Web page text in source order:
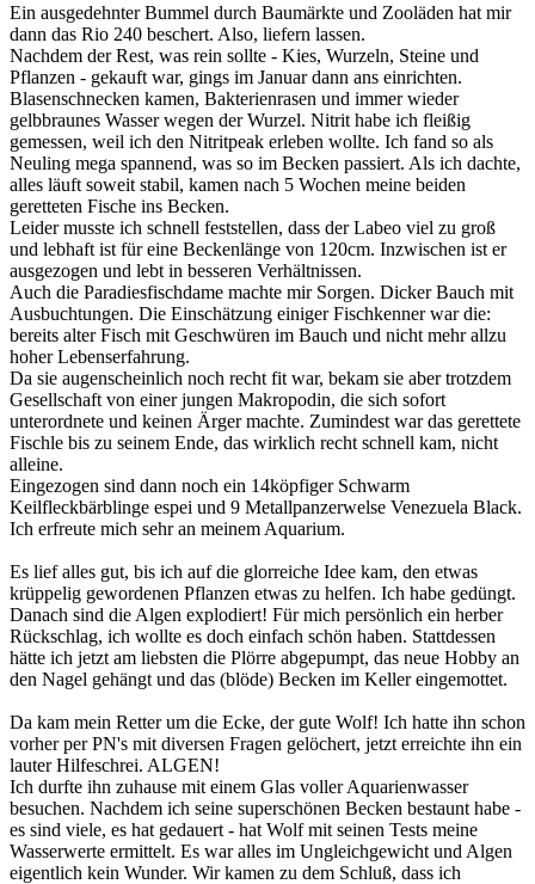
Ein ausgedehnter Bummel durch Baumärkte und Zooläden hat mir
dann das Rio 240 beschert. Also, liefern lassen.
Nachdem der Rest, was rein sollte - Kies, Wurzeln, Steine und
Pflanzen - gekauft war, gings im Januar dann ans einrichten.
Blasenschnecken kamen, Bakterienrasen und immer wieder
gelbbraunes Wasser wegen der Wurzel. Nitrit habe ich fleißig
gemessen, weil ich den Nitritpeak erleben wollte. Ich fand so als
Neuling mega spannend, was so im Becken passiert. Als ich dachte,
alles läuft soweit stabil, kamen nach 5 Wochen meine beiden
geretteten Fische ins Becken.
Leider musste ich schnell feststellen, dass der Labeo viel zu groß
und lebhaft ist für eine Beckenlänge von 120cm. Inzwischen ist er
ausgezogen und lebt in besseren Verhältnissen.
Auch die Paradiesfischdame machte mir Sorgen. Dicker Bauch mit
Ausbuchtungen. Die Einschätzung einiger Fischkenner war die:
bereits alter Fisch mit Geschwüren im Bauch und nicht mehr allzu
hoher Lebenserfahrung.
Da sie augenscheinlich noch recht fit war, bekam sie aber trotzdem
Gesellschaft von einer jungen Makropodin, die sich sofort
unterordnete und keinen Ärger machte. Zumindest war das gerettete
Fischle bis zu seinem Ende, das wirklich recht schnell kam, nicht
alleine.
Eingezogen sind dann noch ein 14köpfiger Schwarm
Keilfleckbärblinge espei und 9 Metallpanzerwelse Venezuela Black.
Ich erfreute mich sehr an meinem Aquarium.
Es lief alles gut, bis ich auf die glorreiche Idee kam, den etwas
krüppelig gewordenen Pflanzen etwas zu helfen. Ich habe gedüngt.
Danach sind die Algen explodiert! Für mich persönlich ein herber
Rückschlag, ich wollte es doch einfach schön haben. Stattdessen
hätte ich jetzt am liebsten die Plörre abgepumpt, das neue Hobby an
den Nagel gehängt und das (blöde) Becken im Keller eingemottet.
Da kam mein Retter um die Ecke, der gute Wolf! Ich hatte ihn schon
vorher per PN's mit diversen Fragen gelöchert, jetzt erreichte ihn ein
lauter Hilfeschrei. ALGEN!
Ich durfte ihn zuhause mit einem Glas voller Aquarienwasser
besuchen. Nachdem ich seine superschönen Becken bestaunt habe -
es sind viele, es hat gedauert - hat Wolf mit seinen Tests meine
Wasserwerte ermittelt. Es war alles im Ungleichgewicht und Algen
eigentlich kein Wunder. Wir kamen zu dem Schluß, dass ich